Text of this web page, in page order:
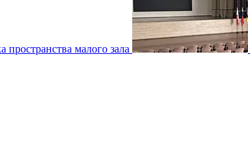
пространства малого зала